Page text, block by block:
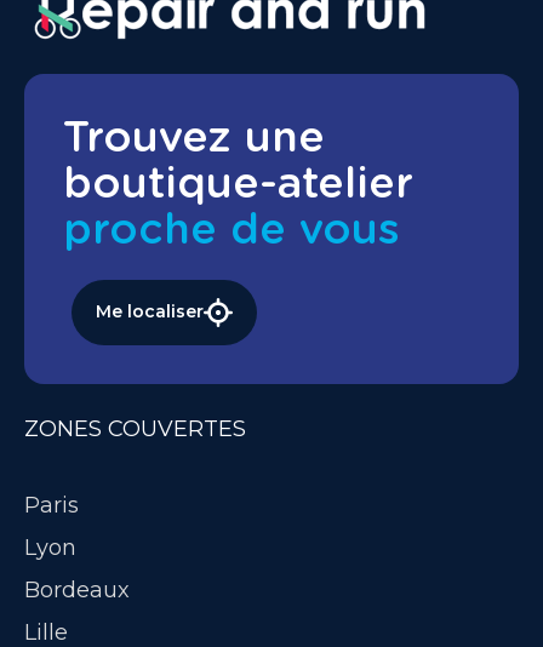
Trouvez une
boutique-atelier
proche de vous
Me localiser
ZONES COUVERTES
Paris
Lyon
Bordeaux
Lille